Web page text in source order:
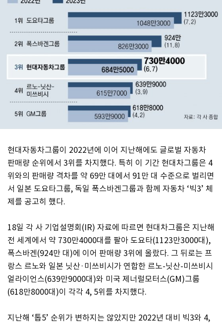
현대자동차그룹이 2022년에 이어 지난해에도 글로벌 자동차
판매량 순위에서 3위를 차지했다. 특히 이 기간 현대차그룹은 4
위와의 판매량 격차를 약 69만 대에서 91만 대 수준으로 벌리면
서 일본 도요타그룹, 독일 폭스바겐그룹과 함께 자동차 ‘빅3’ 체
제를 공고히 했다.
18일 각 사 기업설명회(IR) 자료에 따르면 현대차그룹은 지난해
전 세계에서 약 730만4000대를 팔아 도요타(1123만3000대),
폭스바겐(924만 대)에 이어 판매량 3위에 올랐다. 그 뒤로는 프
랑스 르노와 일본 닛산·미쓰비시가 연합한 르노-닛산-미쓰비시
얼라이언스(639만9000대)와 미국 제너럴모터스(GM)그룹
(618만8000대)이 각각 4, 5위를 차지했다.
지난해 ‘톱5’ 순위가 변하지는 않았지만 2022년 대비 빅3와 4,